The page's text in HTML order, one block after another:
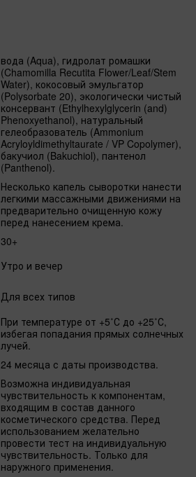
вода (Aqua), гидролат ромашки
(Chamomilla Recutita Flower/Leaf/Stem
Water), кокосовый эмульгатор
(Polysorbate 20), экологически чистый
консервант (Ethylhexylglycerin (and)
Phenoxyethanol), натуральный
гелеобразователь (Ammonium
Acryloyldimethyltaurate / VP Copolymer),
бакучиол (Bakuchiol), пантенол
(Panthenol).
Несколько капель сыворотки нанести
легкими массажными движениями на
предварительно очищенную кожу
перед нанесением крема.
30+
Утро и вечер
Для всех типов
При температуре от +5˚С до +25˚С,
избегая попадания прямых солнечных
лучей.
24 месяца с даты производства.
Возможна индивидуальная
чувствительность к компонентам,
входящим в состав данного
косметического средства. Перед
использованием желательно
провести тест на индивидуальную
чувствительность. Только для
наружного применения.